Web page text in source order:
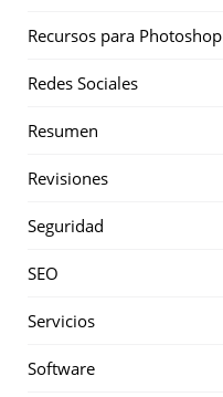
Recursos para Photoshop
Redes Sociales
Resumen
Revisiones
Seguridad
SEO
Servicios
Software